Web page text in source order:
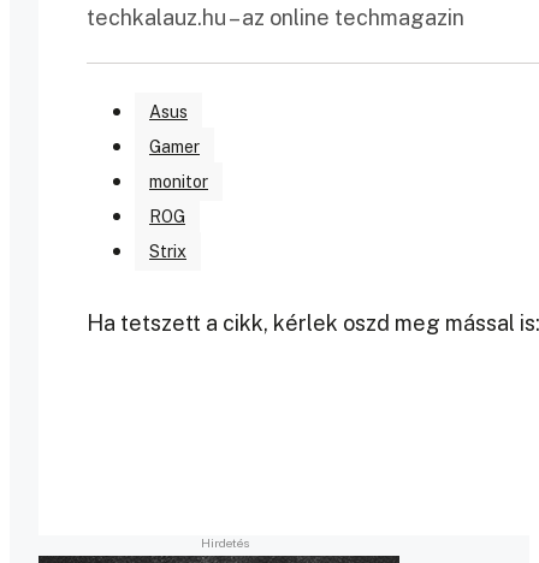
techkalauz.hu – az online techmagazin
Asus
Gamer
monitor
ROG
Strix
Ha tetszett a cikk, kérlek oszd meg mással is: